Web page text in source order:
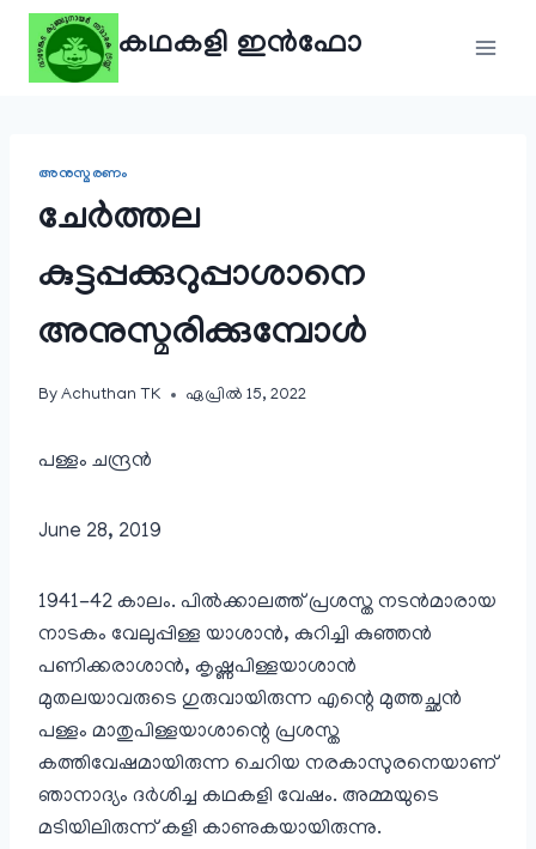
Skip
content
കഥകളി ഇൻഫോ
അനുസ്മരണം
ചേർത്തല
കുട്ടപ്പക്കുറുപ്പാശാനെ
അനുസ്മരിക്കുമ്പോൾ
By Achuthan TK ഏപ്രിൽ 15, 2022
പള്ളം ചന്ദ്രൻ
June 28, 2019
1941-42 കാലം. പിൽക്കാലത്ത് പ്രശസ്ത നടൻമാരായ
നാടകം വേലുപ്പിള്ള യാശാൻ, കുറിച്ചി കുഞ്ഞൻ
പണിക്കരാശാൻ, കൃഷ്ണപിള്ളയാശാൻ
മുതലയാവരുടെ ഗുരുവായിരുന്ന എന്റെ മുത്തച്ഛൻ
പള്ളം മാതുപിള്ളയാശാന്റെ പ്രശസ്ത
കത്തിവേഷമായിരുന്ന ചെറിയ നരകാസുരനെയാണ്
ഞാനാദ്യം ദർശിച്ച കഥകളി വേഷം. അമ്മയുടെ
മടിയിലിരുന്ന് കളി കാണുകയായിരുന്നു.